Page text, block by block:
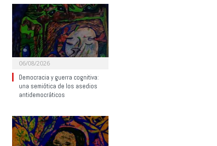
06/08/2026
Democracia y guerra cognitiva:
una semiótica de los asedios
antidemocráticos